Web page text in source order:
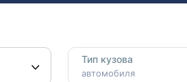
Mercedes-Benz
Тип кузова
автомобиля